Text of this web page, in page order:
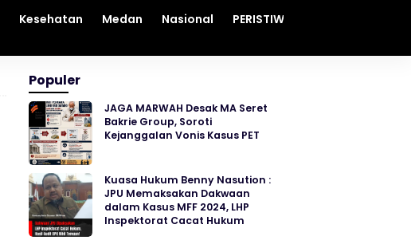
Kesehatan Medan Nasional PERISTIWA
Populer
JAGA MARWAH Desak MA Seret
Bakrie Group, Soroti
Kejanggalan Vonis Kasus PET
Kuasa Hukum Benny Nasution :
JPU Memaksakan Dakwaan
dalam Kasus MFF 2024, LHP
Inspektorat Cacat Hukum